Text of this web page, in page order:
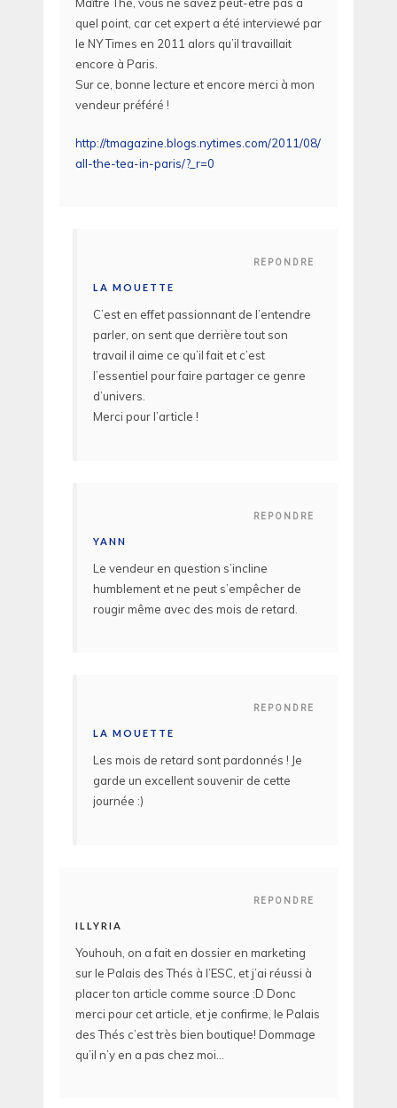
Maître Thé, vous ne savez peut-être pas à
quel point, car cet expert a été interviewé par
le NY Times en 2011 alors qu’il travaillait
encore à Paris.
Sur ce, bonne lecture et encore merci à mon
vendeur préféré !
http://tmagazine.blogs.nytimes.com/2011/08/25/lumiere-
all-the-tea-in-paris/?_r=0
REPONDRE
LA MOUETTE
C’est en effet passionnant de l’entendre
parler, on sent que derrière tout son
travail il aime ce qu’il fait et c’est
l’essentiel pour faire partager ce genre
d’univers.
Merci pour l’article !
REPONDRE
YANN
Le vendeur en question s’incline
humblement et ne peut s’empêcher de
rougir même avec des mois de retard.
REPONDRE
LA MOUETTE
Les mois de retard sont pardonnés ! Je
garde un excellent souvenir de cette
journée :)
REPONDRE
ILLYRIA
Youhouh, on a fait en dossier en marketing
sur le Palais des Thés à l’ESC, et j’ai réussi à
placer ton article comme source :D Donc
merci pour cet article, et je confirme, le Palais
des Thés c’est très bien boutique! Dommage
qu’il n’y en a pas chez moi…